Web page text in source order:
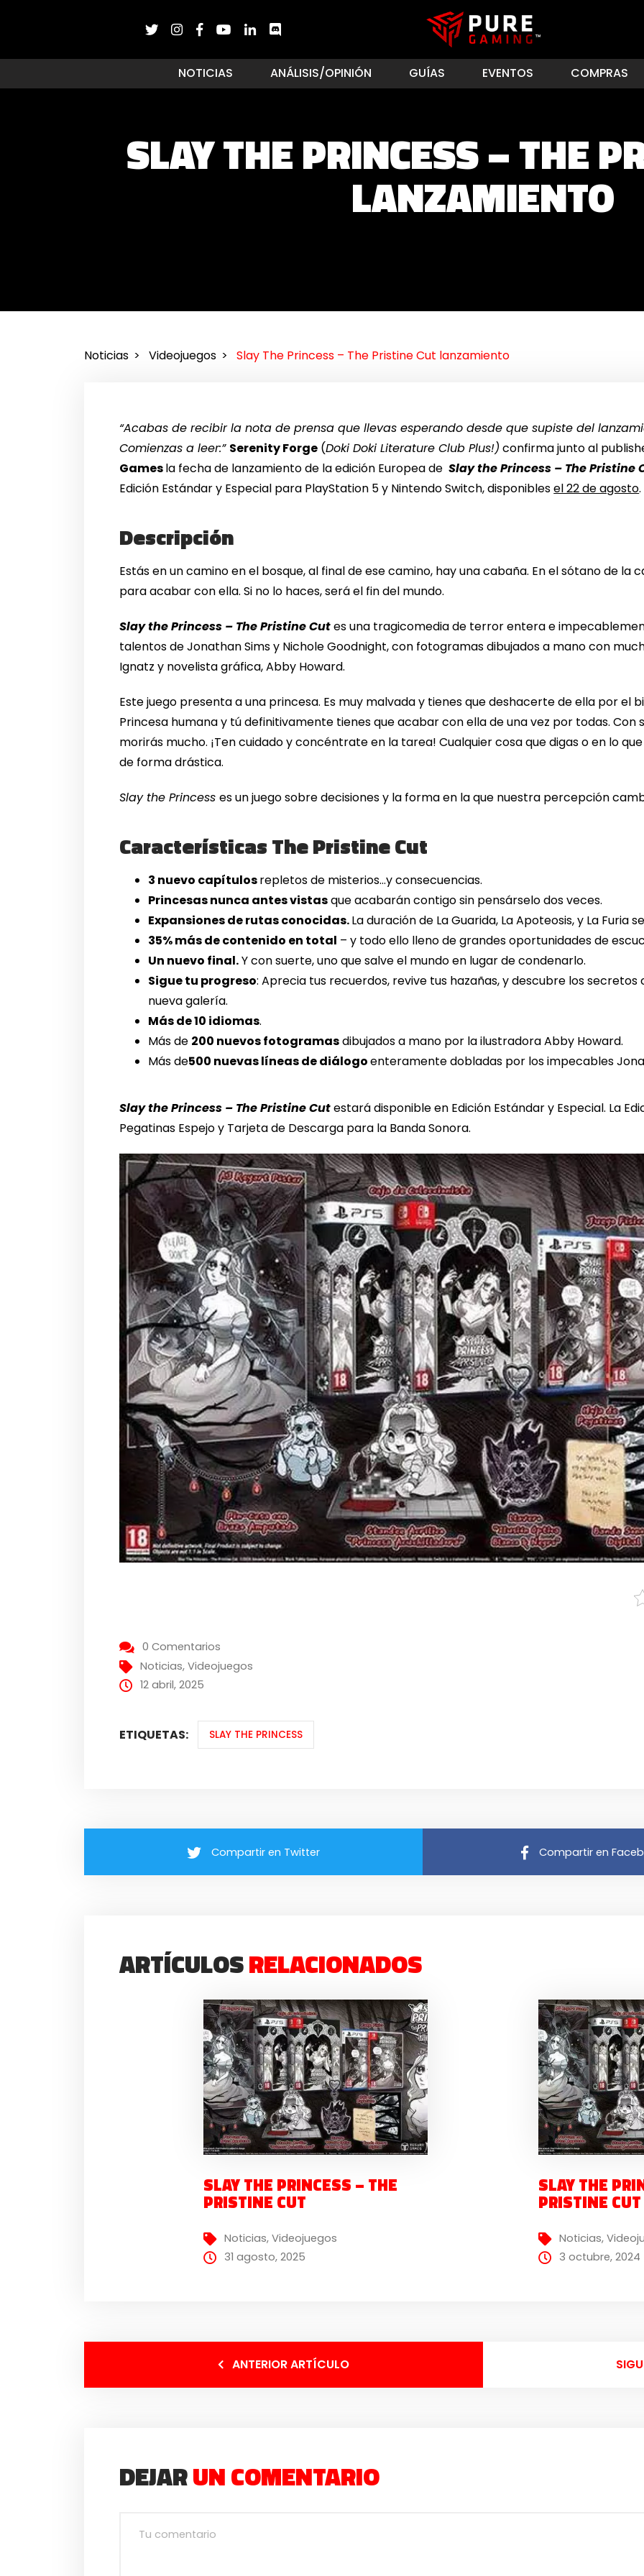
NOTICIAS ANÁLISIS/OPINIÓN GUÍAS EVENTOS COMPRAS
SLAY THE PRINCESS – THE
LANZAMIENTO
Noticias Videojuegos Slay The Princess – The Pristine Cut lanzamiento
“Acabas de recibir la nota de prensa que llevas esperando desde que supiste del
Comienzas a leer:” Serenity Forge (Doki Doki Literature Club Plus!) confirma junto al
Gamesla fecha de lanzamiento de la edición Europea deSlay the Princess – The Pristine
Edición Estándar y Especial para PlayStation 5 y Nintendo Switch, disponiblesel 22 de agosto
Descripción
Estás en un camino en el bosque, al final de ese camino, hay una cabaña. En el sótano de la
para acabar con ella. Si no lo haces, será el fin del mundo.
Slay the Princess – The Pristine Cutes una tragicomedia de terror entera e
talentos de Jonathan Sims y Nichole Goodnight, con fotogramas dibujados a mano con
Ignatz y novelista gráfica, Abby Howard.
Este juego presenta a una princesa. Es muy malvada y tienes que deshacerte de ella por el
Princesa humana y tú definitivamente tienes que acabar con ella de una vez por todas. Con
morirás mucho. ¡Ten cuidado y concéntrate en la tarea! Cualquier cosa que digas o en lo
de forma drástica.
Slay the Princesses un juego sobre decisiones y la forma en la que nuestra percepción
Características The Pristine Cut
3 nuevo capítulosrepletos de misterios…y consecuencias.
Princesas nunca antes vistasque acabarán contigo sin pensárselo dos veces.
Expansiones de rutas conocidas.La duración de La Guarida, La Apoteosis, y La Furia
35% más de contenido en total – y todo ello lleno de grandes oportunidades de
Un nuevo final.Y con suerte, uno que salve el mundo en lugar de condenarlo.
Sigue tu progreso: Aprecia tus recuerdos, revive tus hazañas, y descubre los
nueva galería.
Más de 10 idiomas.
Más de 200 nuevos fotogramasdibujados a mano por la ilustradora Abby Howard.
Más de500 nuevas líneas de diálogoenteramente dobladas por los impecables
Slay the Princess – The Pristine Cutestará disponible en Edición Estándar y Especial. La
Pegatinas Espejo y Tarjeta de Descarga para la Banda Sonora.
0 Comentarios
Noticias,Videojuegos
12 abril, 2025
ETIQUETAS: SLAY THE PRINCESS
Compartir en Twitter Compartir en
ARTÍCULOSRELACIONADOS
SLAY THE PRINCESS – THE
PRISTINE CUT
Noticias, Videojuegos
31 agosto, 2025
SLAY THE
PRISTINE
Noticias,
3 octubre, 2024
ANTERIOR ARTÍCULO
DEJARUN COMENTARIO